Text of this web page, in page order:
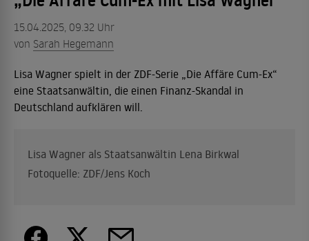
15.04.2025, 09.32 Uhr
von Sarah Hegemann
Lisa Wagner spielt in der ZDF-Serie „Die Affäre Cum-Ex“
eine Staatsanwältin, die einen Finanz-Skandal in
Deutschland aufklären will.
Lisa Wagner als Staatsanwältin Lena Birkwal
Fotoquelle: ZDF/Jens Koch